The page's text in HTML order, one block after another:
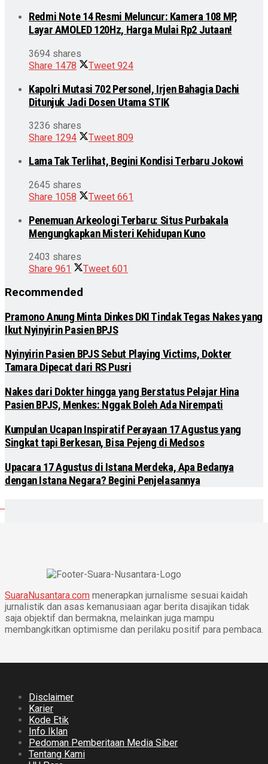
Redmi Note 14 Resmi Meluncur: Kamera 108 MP,
Layar AMOLED 120Hz, Harga Mulai Rp2 Jutaan!
3694 shares
Share 1478 Tweet 924
Kapolri Mutasi 702 Personel, Irjen Bahagia Dachi
Ditunjuk Jadi Dosen Utama STIK
3236 shares
Share 1294 Tweet 809
Lama Tak Terlihat, Begini Kondisi Terbaru Jokowi
2645 shares
Share 1058 Tweet 661
Penemuan Arkeologi Terbaru: Situs Purbakala
Mengungkapkan Misteri Kehidupan Kuno
2403 shares
Share 961 Tweet 601
Recommended
Pramono Anung Minta Dinkes DKI Tindak Tegas Nakes yang
Ikut Nyinyirin Pasien BPJS
Nyinyirin Pasien BPJS Sebut Playing Victims, Dokter
Tamara Dipecat dari RS Pusri
Nakes dari Dokter hingga yang Berstatus Pelajar Hina
Pasien BPJS, Menkes: Nggak Boleh Ada Nirempati
Kumpulan Ucapan Inspiratif Perayaan 17 Agustus yang
Singkat tapi Berkesan, Bisa Pejeng di Medsos
Upacara 17 Agustus di Istana Merdeka, Apa Bedanya
dengan Istana Negara? Begini Penjelasannya
SuaraNusantara.com menerapkan jurnalisme sesuai kaidah
jurnalistik dan asas kemanusiaan agar berita disajikan tidak
saja objektif dan bermakna, melainkan juga mampu
membangkitkan optimisme dan perilaku positif para pembaca.
Disclaimer
Karier
Kode Etik
Info Iklan
Pedoman Pemberitaan Media Siber
Tentang Kami